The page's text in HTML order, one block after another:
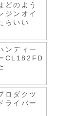
どのよう
ジンオイ
らいい
ンディー
CL182FD
ロダクツ
ライバー